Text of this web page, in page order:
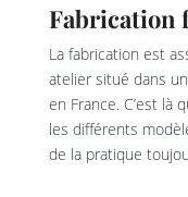
Fabrication
La fabrication est
atelier situé dans
en France. C’est là
les différents
de la pratique